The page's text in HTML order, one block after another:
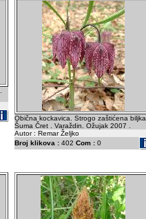
Obična kockavica. Strogo zaštićena biljka.
Šuma Čret . Varaždin. Ožujak 2007 .
Autor : Remar Željko
Broj klikova : 402 Com : 0